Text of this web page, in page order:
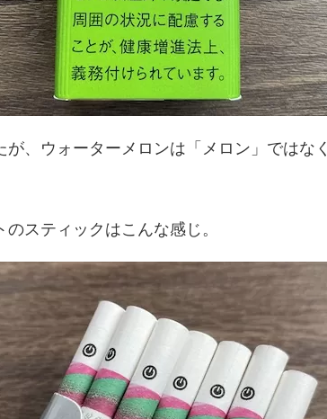
、ウォーターメロンは「メロン」ではなく
スティックはこんな感じ。